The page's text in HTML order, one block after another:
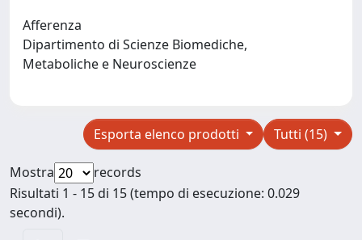
Afferenza
Dipartimento di Scienze Biomediche,
Metaboliche e Neuroscienze
Tutti (15)
Esporta elenco prodotti
Mostra
records
Risultati 1 - 15 di 15 (tempo di esecuzione: 0.029
secondi).